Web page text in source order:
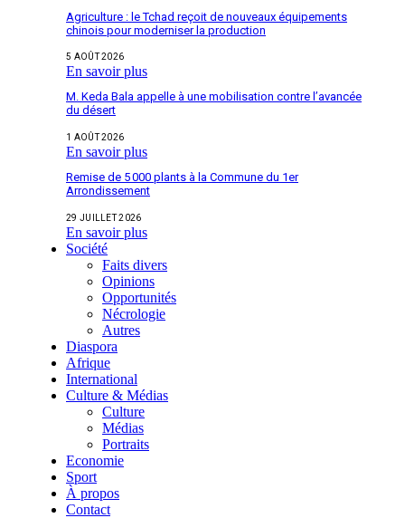
Agriculture : le Tchad reçoit de nouveaux équipements
chinois pour moderniser la production
5 AOÛT 2026
En savoir plus
M. Keda Bala appelle à une mobilisation contre l’avancée
du désert
1 AOÛT 2026
En savoir plus
Remise de 5 000 plants à la Commune du 1er
Arrondissement
29 JUILLET 2026
En savoir plus
Société
Faits divers
Opinions
Opportunités
Nécrologie
Autres
Diaspora
Afrique
International
Culture & Médias
Culture
Médias
Portraits
Economie
Sport
À propos
Contact